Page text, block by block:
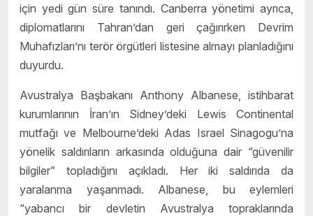
için yedi gün süre tanındı. Canberra yönetimi ayrıca,
diplomatlarını Tahran’dan geri çağırırken Devrim
Muhafızları’nı terör örgütleri listesine almayı planladığını
duyurdu.
Avustralya Başbakanı Anthony Albanese, istihbarat
kurumlarının İran’ın Sidney’deki Lewis Continental
mutfağı ve Melbourne’deki Adas Israel Sinagogu’na
yönelik saldırıların arkasında olduğuna dair “güvenilir
bilgiler” topladığını açıkladı. Her iki saldırıda da
yaralanma yaşanmadı. Albanese, bu eylemleri
“yabancı bir devletin Avustralya topraklarında